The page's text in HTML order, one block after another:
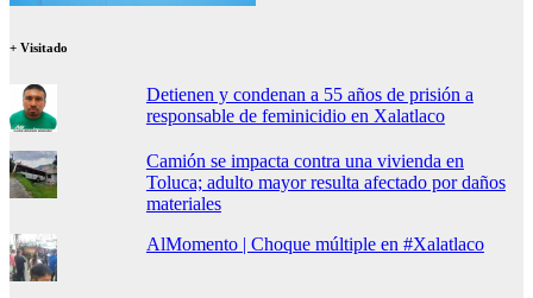
+ Visitado
Detienen y condenan a 55 años de prisión a
responsable de feminicidio en Xalatlaco
Camión se impacta contra una vivienda en
Toluca; adulto mayor resulta afectado por daños
materiales
AlMomento | Choque múltiple en #Xalatlaco